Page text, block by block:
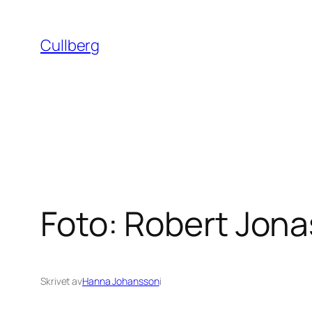
innehåll
Cullberg
Foto: Robert
Skrivet avHanna Johanssoni